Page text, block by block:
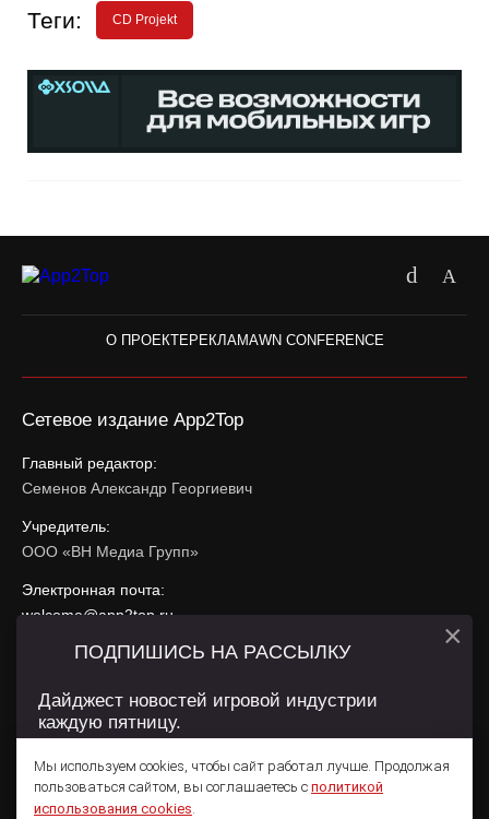
Теги: CD Projekt
О ПРОЕКТЕРЕКЛАМАWN CONFERENCE
Сетевое издание App2Top
Главный редактор:
Семенов Александр Георгиевич
Учредитель:
ООО «ВН Медиа Групп»
Электронная почта:
welcome@app2top.ru
При использовании материалов активная ссылка на
Сайт использует IP адреса, cookie, данные геолокации
использования содержатся вПолитике конфиденциальностии
Пользовательском соглашении .
Мы используем cookies, чтобы сайт работал лучше. Продолжая
пользоваться сайтом, вы соглашаетесь с политикой
использования cookies.
ПОДПИШИСЬ НА РАССЫЛКУ
Дайджест новостей игровой индустрии
каждую пятницу.
×